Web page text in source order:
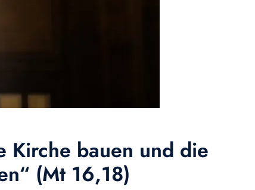
Kirche bauen und die
(Mt 16,18)